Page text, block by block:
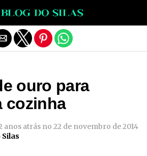
ouro para
cozinha
anos atrás no 22 de novembro de 2014
da versão mobile